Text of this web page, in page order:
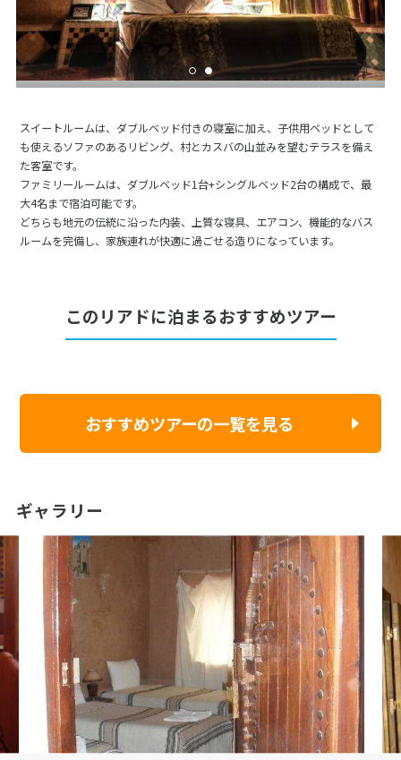
スイートルームは、ダブルベッド付きの寝室に加え、子供用ベッドとして
も使えるソファのあるリビング、村とカスバの山並みを望むテラスを備え
た客室です。
ファミリールームは、ダブルベッド1台+シングルベッド2台の構成で、最
大4名まで宿泊可能です。
どちらも地元の伝統に沿った内装、上質な寝具、エアコン、機能的なバス
ルームを完備し、家族連れが快適に過ごせる造りになっています。
このリアドに泊まるおすすめツアー
おすすめツアーの一覧を見る
ギャラリー